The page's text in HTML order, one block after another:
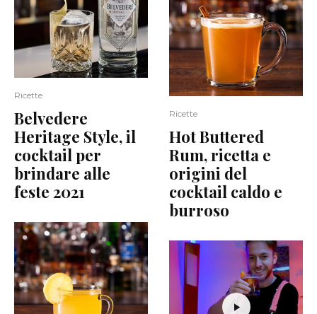
Ricette
Belvedere
Heritage Style, il
cocktail per
brindare alle
feste 2021
Ricette
Hot Buttered
Rum, ricetta e
origini del
cocktail caldo e
burroso